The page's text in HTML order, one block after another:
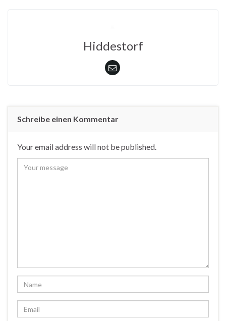
Hiddestorf
Schreibe einen Kommentar
Your email address will not be published.